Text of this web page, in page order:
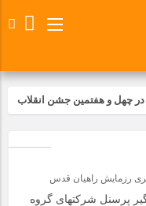
در چهل و هفتمین جشن انقلاب
آرمان های رهبر کبیر و فقید
کارکنان برگزار شد
رزمایش راهیان قدس
پرسنل شرکتهای گروه